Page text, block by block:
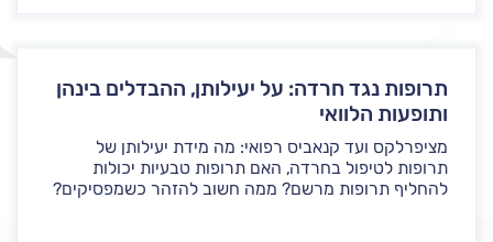
תרופות נגד חרדה: על יעילותן, ההבדלים בינהן
ותופעות הלוואי
מציפרלקס ועד קנאביס רפואי: מה מידת יעילותן של
תרופות לטיפול בחרדה, האם תרופות טבעיות יכולות
להחליף תרופות מרשם? ממה חשוב להזהר כשמפסיקים?